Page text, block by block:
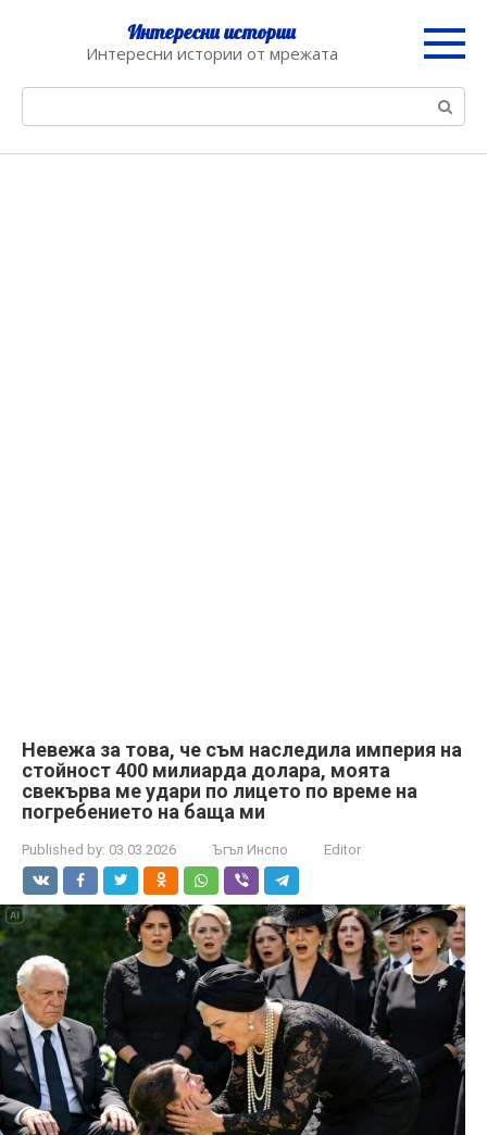
Интересни истории
Интересни истории от мрежата
Невежа за това, че съм наследила империя на
стойност 400 милиарда долара, моята
свекърва ме удари по лицето по време на
погребението на баща ми
Published by: 03.03.2026 Ъгъл Инспо Editor